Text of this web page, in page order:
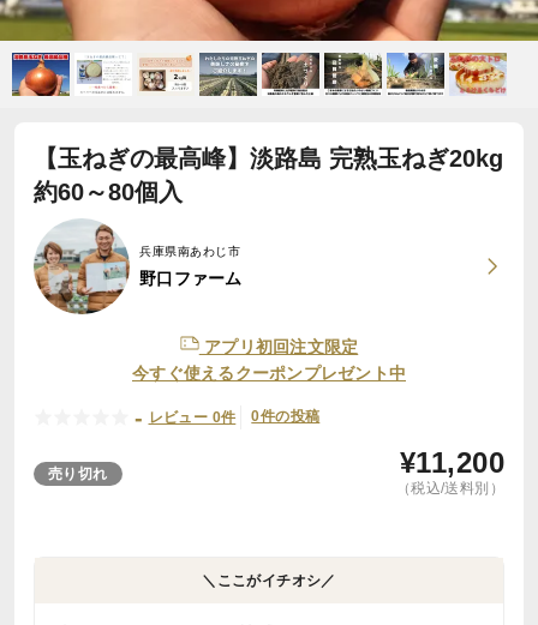
【玉ねぎの最高峰】淡路島 完熟玉ねぎ20kg
約60～80個入
兵庫県南あわじ市
野口ファーム
アプリ初回注文限定
今すぐ使えるクーポンプレゼント中
- レビュー 0件 0件の投稿
売り切れ ¥11,200
（税込/送料別）
＼ここがイチオシ／